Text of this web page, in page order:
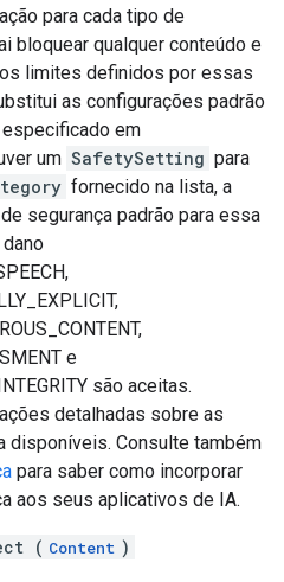
para cada tipo de
bloquear qualquer conteúdo e
limites definidos por essas
as configurações padrão
especificado em
um SafetySetting para
fornecido na lista, a
segurança padrão para essa
e
são aceitas.
detalhadas sobre as
disponíveis. Consulte também
para saber como incorporar
aos seus aplicativos de IA.
( Content )